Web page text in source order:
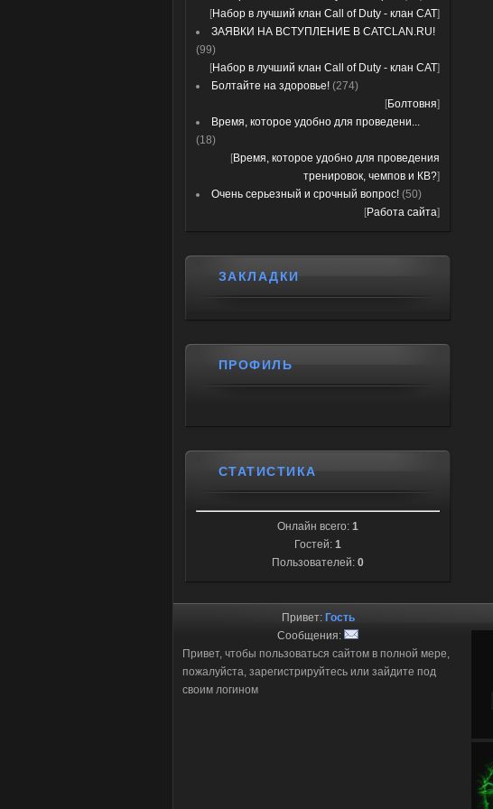
[Набор в лучший клан Call of Duty - клан CAT]
ЗАЯВКИ НА ВСТУПЛЕНИЕ В CATCLAN.RU!
(99)
[Набор в лучший клан Call of Duty - клан CAT]
Болтайте на здоровье! (274)
[Болтовня]
Время, которое удобно для проведени...
(18)
[Время, которое удобно для проведения
тренировок, чемпов и КВ?]
Очень серьезный и срочный вопрос! (50)
[Работа сайта]
ЗАКЛАДКИ
ПРОФИЛЬ
СТАТИСТИКА
Онлайн всего: 1
Гостей: 1
Пользователей: 0
Привет: Гость
Сообщения:
Привет, чтобы пользоваться сайтом в полной мере,
пожалуйста, зарегистрируйтесь или зайдите под
своим логином